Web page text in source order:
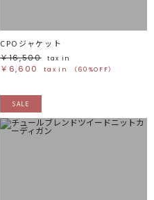
CPOジャケット
￥16,500
tax in
￥6,600 tax in （60%OFF）
SALE